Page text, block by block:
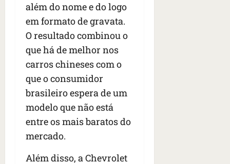
além do nome e do logo
em formato de gravata.
O resultado combinou o
que há de melhor nos
carros chineses com o
que o consumidor
brasileiro espera de um
modelo que não está
entre os mais baratos do
mercado.
Além disso, a Chevrolet